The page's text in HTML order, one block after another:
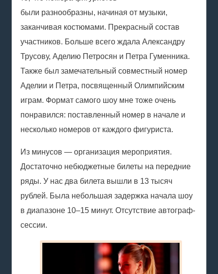
были разнообразны, начиная от музыки,
заканчивая костюмами. Прекрасный состав
участников. Больше всего ждала Александру
Трусову, Аделию Петросян и Петра Гуменника.
Также был замечательный совместный номер
Аделии и Петра, посвященный Олимпийским
играм. Формат самого шоу мне тоже очень
понравился: поставленный номер в начале и
несколько номеров от каждого фигуриста.
Из минусов — организация мероприятия.
Достаточно небюджетные билеты на передние
ряды. У нас два билета вышли в 13 тысяч
рублей. Была небольшая задержка начала шоу
в диапазоне 10–15 минут. Отсутствие автограф-
сессии.